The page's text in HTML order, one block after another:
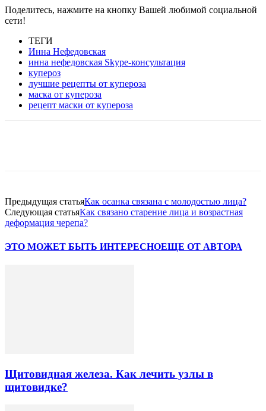
Поделитесь, нажмите на кнопку Вашей любимой социальной
сети!
ТЕГИ
Инна Нефедовская
инна нефедовская Skype-консультация
купероз
лучшие рецепты от купероза
маска от купероза
рецепт маски от купероза
Предыдущая статьяКак осанка связана с молодостью лица?
Следующая статьяКак связано старение лица и возрастная
деформация черепа?
ЭТО МОЖЕТ БЫТЬ ИНТЕРЕСНОЕЩЕ ОТ АВТОРА
Щитовидная железа. Как лечить узлы в
щитовидке?